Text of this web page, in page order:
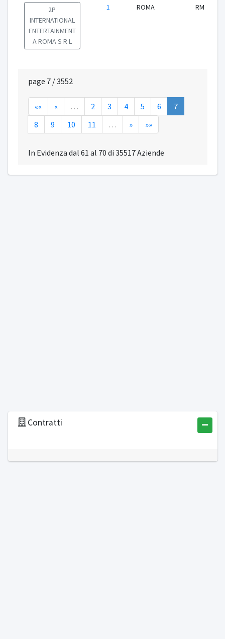
2P
INTERNATIONAL
ENTERTAINMENT
A ROMA S R L
1 ROMA RM
page 7 / 3552
«« « … 2 3 4 5 6
7
8
9 10 11 … » »»
In Evidenza dal 61 al 70 di 35517 Aziende
Contratti